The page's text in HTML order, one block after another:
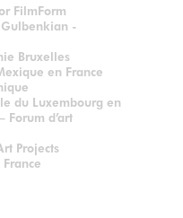
FilmForm
-
Bruxelles
en France
du Luxembourg en
Forum d’art
Projects